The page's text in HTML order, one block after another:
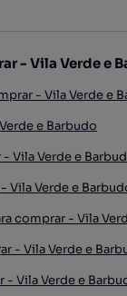
- Vila Verde e
- Vila Verde e
e Barbudo
Vila Verde e
Vila Verde e
comprar - Vila
- Vila Verde e
- Vila Verde e